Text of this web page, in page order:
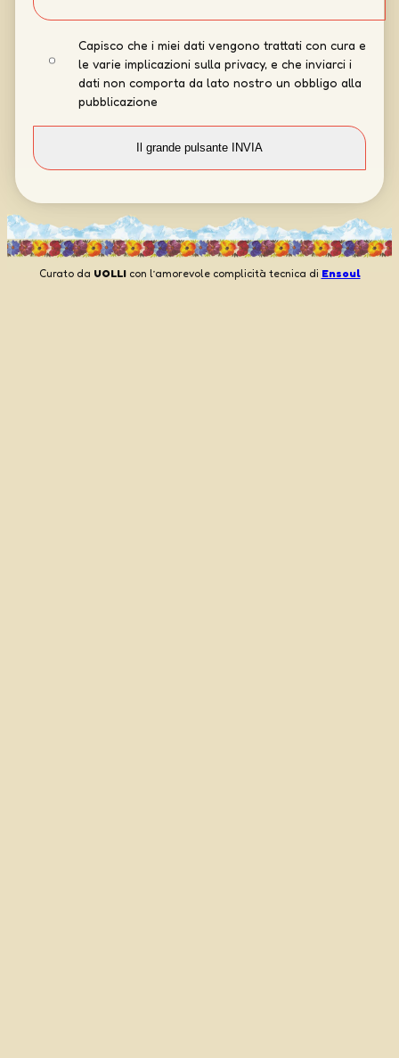
Capisco che i miei dati vengono trattati con cura e
le varie implicazioni sulla privacy, e che inviarci i
dati non comporta da lato nostro un obbligo alla
pubblicazione
Curato da UOLLIcon l’amorevole complicità tecnica di Ensoul